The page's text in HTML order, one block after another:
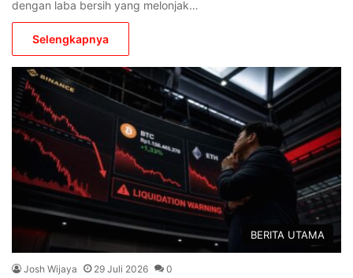
dengan laba bersih yang melonjak…
Selengkapnya
BERITA UTAMA
Josh Wijaya 29 Juli 2026 0